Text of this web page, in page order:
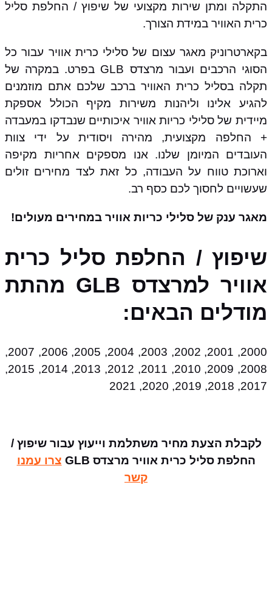
התקלה ומתן שירות מקצועי של שיפוץ / החלפת סליל
כרית האוויר במידת הצורך.
בקארטרוניק מאגר עצום של סלילי כרית אוויר עבור כל
הסוגי הרכבים ועבור מרצדס GLB בפרט. במקרה של
תקלה בסליל כרית האוויר ברכב שלכם אתם מוזמנים
להגיע אלינו וליהנות משירות מקיף הכולל אספקת
מיידית של סלילי כריות אוויר איכותיים שנבדקו במעבדה
+ החלפה מקצועית, מהירה ויסודית על ידי צוות
העובדים המיומן שלנו. אנו מספקים אחריות מקיפה
וארוכת טווח על העבודה, כל זאת לצד מחירים זולים
שעשויים לחסוך לכם כסף רב.
מאגר ענק של סלילי כריות אוויר במחירים מעולים!
שיפוץ / החלפת סליל כרית
אוויר למרצדס GLB מהתת
מודלים הבאים:
2000, 2001, 2002, 2003, 2004, 2005, 2006, 2007,
2008, 2009, 2010, 2011, 2012, 2013, 2014, 2015,
2017, 2018, 2019, 2020, 2021
לקבלת הצעת מחיר משתלמת וייעוץ עבור שיפוץ /
החלפת סליל כרית אוויר מרצדס GLB
צרו עמנו
קשר